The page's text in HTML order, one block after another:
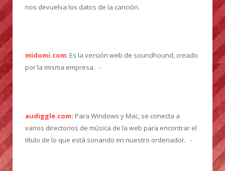
nos devuelva los datos de la canción.
midomi.com: Es la versión web de soundhound, creado
por la misma empresa. -
audiggle.com: Para Windows y Mac, se conecta a
varios directorios de música de la web para encontrar el
título de lo que está sonando en nuestro ordenador. -